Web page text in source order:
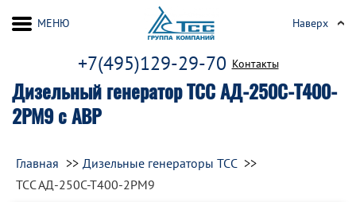
Дизельный генератор ТСС АД-250С-Т400-
2РМ9 с АВР
+7(495)129-29-70 Контакты
МЕНЮ Наверх
Главная
Дизельные генераторы ТСС
ТСС АД-250С-Т400-2РМ9